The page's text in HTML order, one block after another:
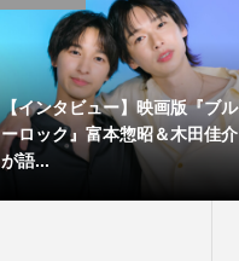
【インタビュー】映画版『ブル
ーロック』富本惣昭＆木田佳介
が語...